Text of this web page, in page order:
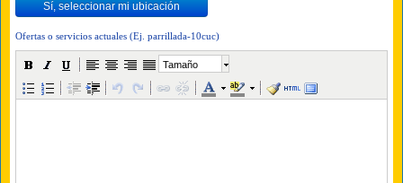
Ofertas o servicios actuales (Ej. parrillada-10cuc)
Tamaño